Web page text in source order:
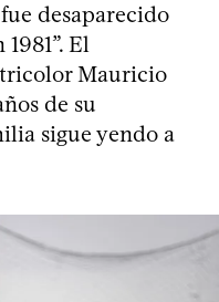
desaparecido
El
Mauricio
de su
sigue yendo a